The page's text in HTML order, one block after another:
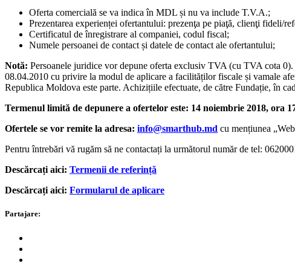
Oferta comercială se va indica în MDL și nu va include T.V.A.;
Prezentarea experienței ofertantului: prezenţa pe piaţă, clienţi fideli/
Certificatul de înregistrare al companiei, codul fiscal;
Numele persoanei de contact și datele de contact ale ofertantului;
Notă: Persoanele juridice vor depune oferta exclusiv TVA (cu TVA cota
08.04.2010 cu privire la modul de aplicare a facilităților fiscale și vamale
Republica Moldova este parte. Achizițiile efectuate, de către Fundație, în
Termenul limită de depunere a ofertelor este: 14 noiembrie 2018, ora
Ofertele se vor remite la adresa: info@smarthub.md cu mențiunea
Pentru întrebări vă rugăm să ne contactați la următorul număr de tel:
Descărcați aici: Termenii de referință
Descărcați aici: Formularul de aplicare
Partajare: